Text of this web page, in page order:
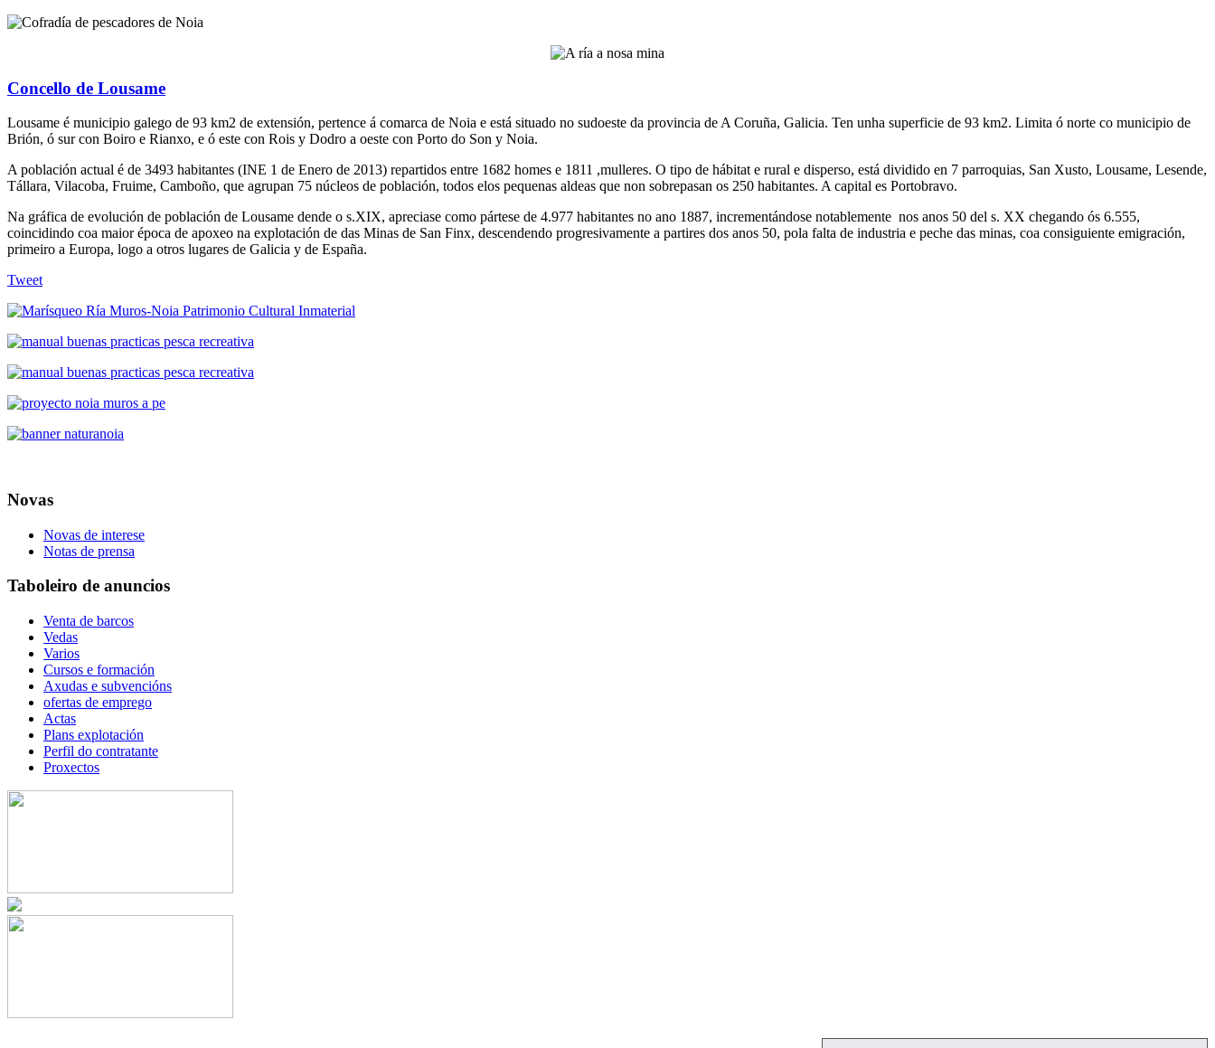
Concello de Lousame
Lousame é municipio galego de 93 km2 de extensión, pertence á comarca de Noia e está situado no sudoeste da provincia de A Coruña, Galicia. Ten unha superficie de 93 km2. Limita ó norte co municipio de
Brión, ó sur con Boiro e Rianxo, e ó este con Rois y Dodro a oeste con Porto do Son y Noia.
A población actual é de 3493 habitantes (INE 1 de Enero de 2013) repartidos entre 1682 homes e 1811 ,mulleres. O tipo de hábitat e rural e disperso, está dividido en 7 parroquias, San Xusto, Lousame, Lesende,
Tállara, Vilacoba, Fruime, Camboño, que agrupan 75 núcleos de población, todos elos pequenas aldeas que non sobrepasan os 250 habitantes. A capital es Portobravo.
Na gráfica de evolución de población de Lousame dende o s.XIX, apreciase como pártese de 4.977 habitantes no ano 1887, incrementándose notablemente nos anos 50 del s. XX chegando ós 6.555,
coincidindo coa maior época de apoxeo na explotación de das Minas de San Finx, descendendo progresivamente a partires dos anos 50, pola falta de industria e peche das minas, coa consiguiente emigración,
primeiro a Europa, logo a otros lugares de Galicia y de España.
Tweet
Novas
Novas de interese
Notas de prensa
Taboleiro de anuncios
Venta de barcos
Vedas
Varios
Cursos e formación
Axudas e subvencións
ofertas de emprego
Actas
Plans explotación
Perfil do contratante
Proxectos